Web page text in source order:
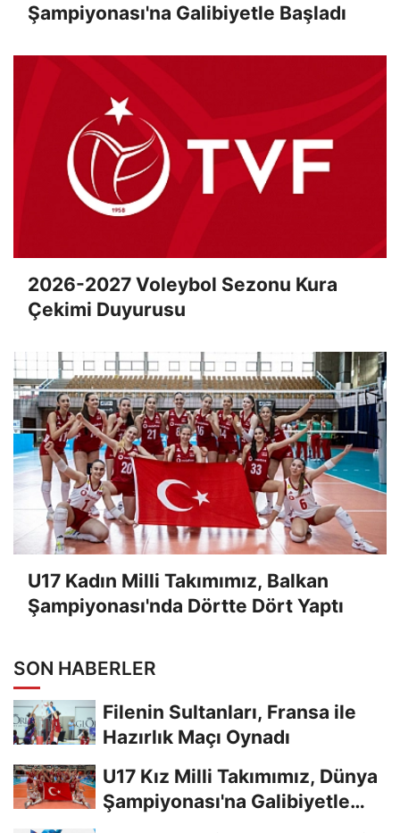
Şampiyonası'na Galibiyetle Başladı
2026-2027 Voleybol Sezonu Kura
Çekimi Duyurusu
U17 Kadın Milli Takımımız, Balkan
Şampiyonası'nda Dörtte Dört Yaptı
SON HABERLER
Filenin Sultanları, Fransa ile
Hazırlık Maçı Oynadı
U17 Kız Milli Takımımız, Dünya
Şampiyonası'na Galibiyetle